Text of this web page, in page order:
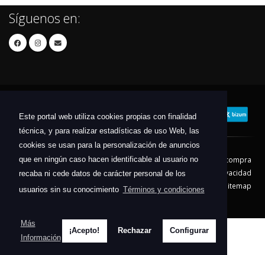
Este portal web utiliza cookies propias con finalidad
técnica, y para realizar estadísticas de uso Web, las
cookies se usan para la personalización de anuncios
que en ningún caso hacen identificable al usuario no
recaba ni cede datos de carácter personal de los
usuarios sin su conocimiento Términos y condiciones
Más
Información
¡Acepto! Rechazar Configurar
Síguenos en:
Contacto Aviso Legal
Condiciones de compra
Política de envíos
Política de devolución
Política de Privacidad
Política de Cookies
Sitemap